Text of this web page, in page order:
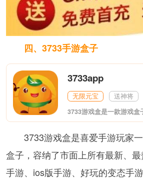
四、3733手游盒子
3733app
无限元宝 送神将
3733游戏盒是喜爱手游玩家
盒子，容纳了市面上所有最新、
手游、ios版手游、好玩的变态手